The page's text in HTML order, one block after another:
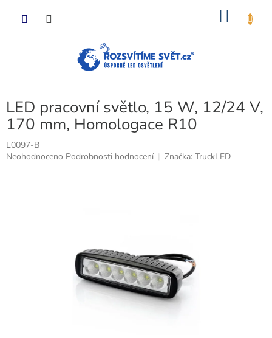
LED pracovní světlo, 15 W, 12/24 V,
170 mm, Homologace R10
L0097-B
Průměrné
Neohodnoceno Podrobnosti hodnocení Značka: TruckLED